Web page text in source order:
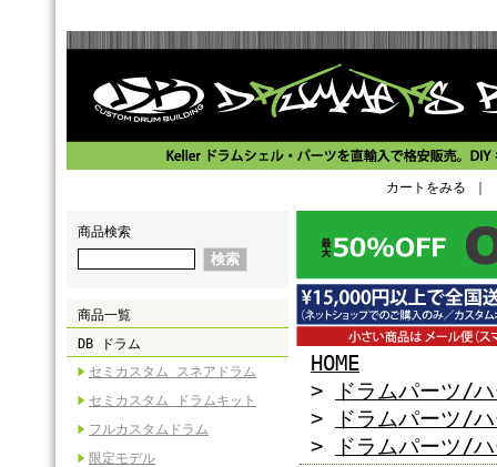
カートをみる
商品検索
商品一覧
DB ドラム
セミカスタム スネアドラム
セミカスタム ドラムキット
フルカスタムドラム
限定モデル
HOME
>
ドラムパーツ/
>
ドラムパーツ/
>
ドラムパーツ/